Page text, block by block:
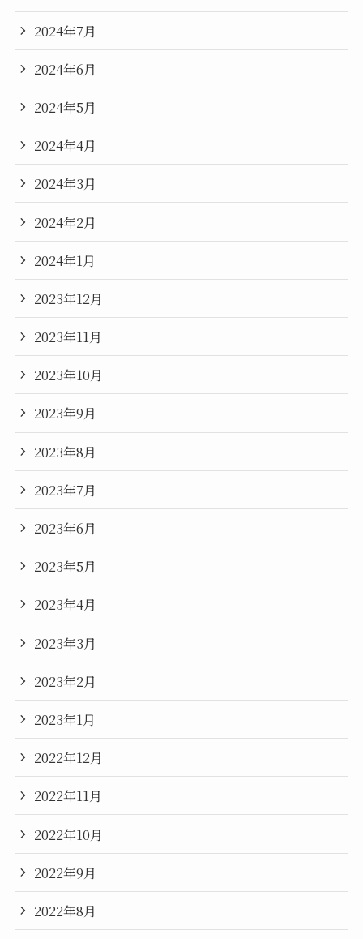
2024年7月
2024年6月
2024年5月
2024年4月
2024年3月
2024年2月
2024年1月
2023年12月
2023年11月
2023年10月
2023年9月
2023年8月
2023年7月
2023年6月
2023年5月
2023年4月
2023年3月
2023年2月
2023年1月
2022年12月
2022年11月
2022年10月
2022年9月
2022年8月